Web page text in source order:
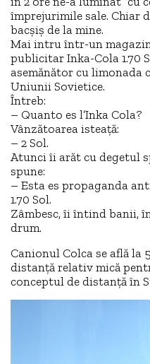
împrejurimile sale. Chiar
bacșiș de la mine.
Mai intru într-un
publicitar Inka-Cola 1.70
asemănător cu limonada
Uniunii Sovietice.
Întreb:
– Quanto es l’Inka Cola?
Vânzătoarea isteață:
– 2 Sol.
Atunci îi arăt cu degetul
spune:
– Esta es propaganda
1.70 Sol.
Zâmbesc, îi întind banii,
drum.
Canionul Colca se află la
distanță relativ mică
conceptul de distanță în